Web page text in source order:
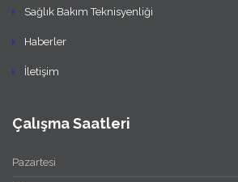
Sağlık Bakım Teknisyenliği
Haberler
İletişim
Çalışma Saatleri
Pazartesi